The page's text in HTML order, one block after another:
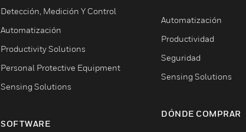
Detección, Medición Y Control
Automatización
Productivity Solutions
Personal Protective Equipment
Sensing Solutions
SOFTWARE
Automatización
Productividad
Seguridad
Sensing Solutions
DÓNDE COMPRAR